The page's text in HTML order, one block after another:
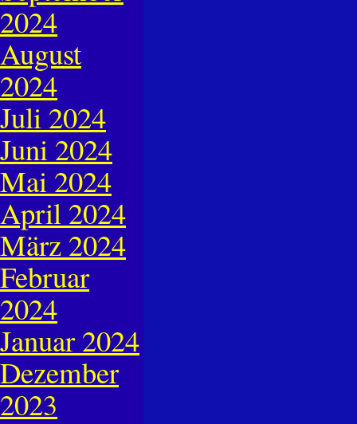
2024
August
2024
Juli 2024
Juni 2024
Mai 2024
April 2024
März 2024
Februar
2024
Januar 2024
Dezember
2023